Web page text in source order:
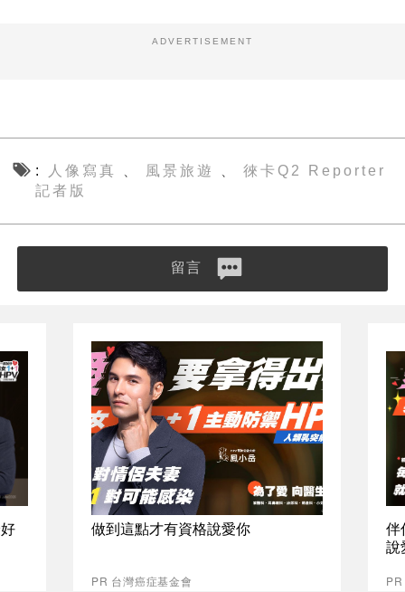
ADVERTISEMENT
人像寫真 風景旅遊
徠卡Q2 Reporter
記者版
留言
做到這點才有資格說愛你
PR 台灣癌症基金會
伴
說